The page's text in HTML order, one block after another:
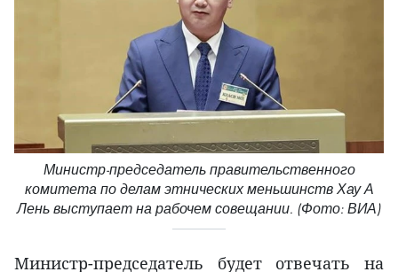
Министр-председатель правительственного
комитета по делам этнических меньшинств Хау А
Лень выступает на рабочем совещании. (Фото: ВИА)
Министр-председатель будет отвечать на